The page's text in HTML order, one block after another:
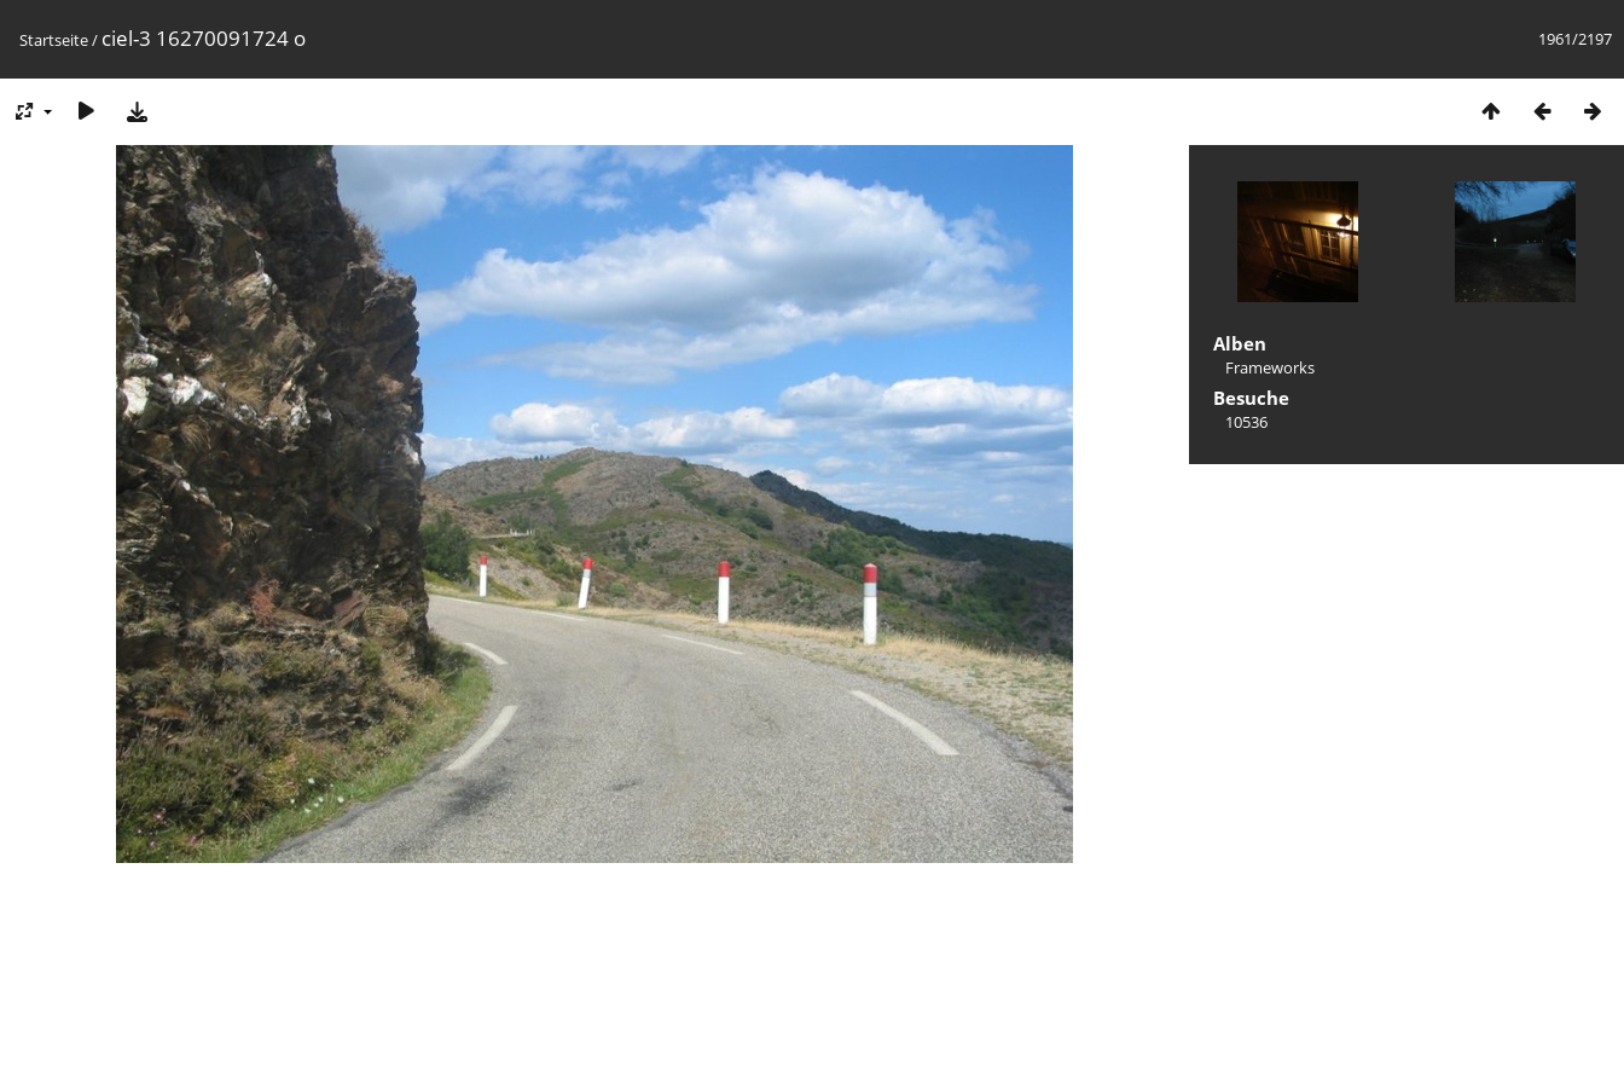
1961/2197
Startseite/ ciel-3 16270091724 o
Alben
Frameworks
Besuche
10536